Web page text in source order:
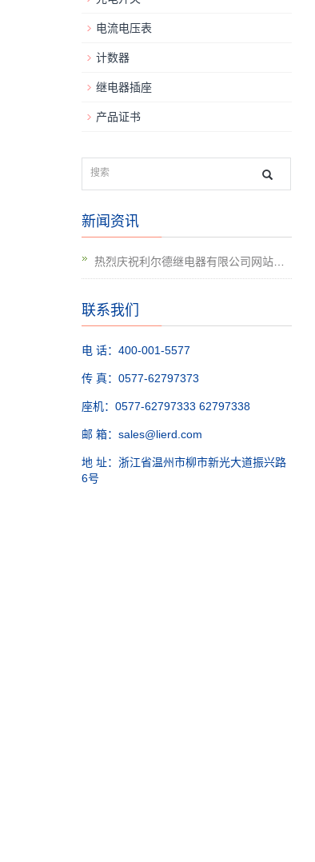
电流电压表
计数器
继电器插座
产品证书
新闻资讯
联系我们
电 话：400-001-5577
传 真：0577-62797373
座机：0577-62797333 62797338
邮 箱：sales@lierd.com
地 址：浙江省温州市柳市新光大道振兴路
6号